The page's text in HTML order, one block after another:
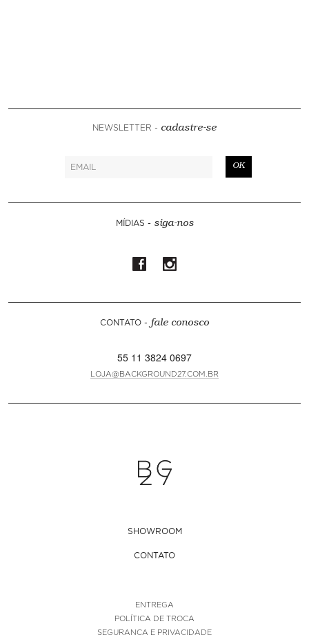
NEWSLETTER - cadastre-se
OK
MÍDIAS - siga-nos
CONTATO - fale conosco
55 11 3824 0697
LOJA@BACKGROUND27.COM.BR
SHOWROOM
CONTATO
ENTREGA
POLÍTICA DE TROCA
SEGURANÇA E PRIVACIDADE